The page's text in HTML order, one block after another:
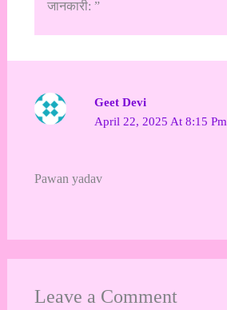
जानकारी: ”
Geet Devi
April 22, 2025 At 8:15 Pm
Pawan yadav
Leave a Comment